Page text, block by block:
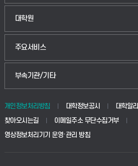
법경영학부
생명공학부
대학원
일반대학원
산업대학원
공공정책대학원
교육대학원
주요서비스
입학안내
웹메일
학사시스템(전문학사 및 전공심화)
부속기관/기타
중앙도서관
학생생활관(안성)
개인정보처리방침 대학정보공시 대학알리
찾아오시는길
이메일주소 무단수집거부
영상정보처리기기 운영·관리 방침